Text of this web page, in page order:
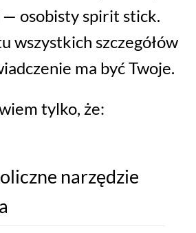
osobisty spirit stick.
wszystkich szczegółów
ma być Twoje.
tylko, że:
narzędzie